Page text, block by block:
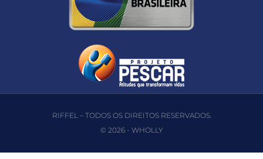
RIFFEL – TODOS OS DIREITOS RESERVADOS.
© 2026 - WHOLLY